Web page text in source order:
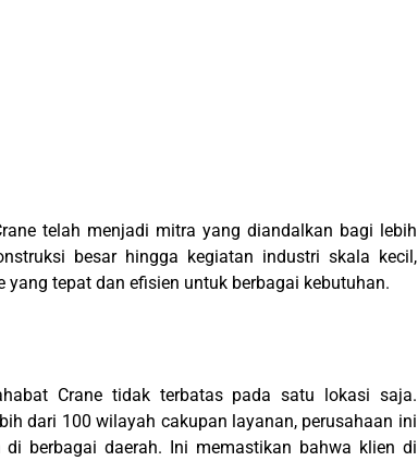
telah menjadi mitra yang diandalkan bagi lebih
besar hingga kegiatan industri skala kecil,
tepat dan efisien untuk berbagai kebutuhan.
Crane tidak terbatas pada satu lokasi saja.
dari 100 wilayah cakupan layanan, perusahaan ini
berbagai daerah. Ini memastikan bahwa klien di